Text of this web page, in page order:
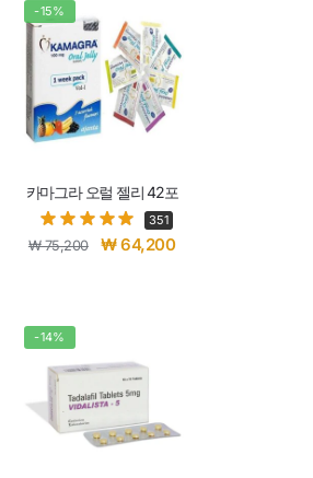
-15%
카마그라 오럴 젤리 42포
351
₩75,200 ₩64,200
-14%